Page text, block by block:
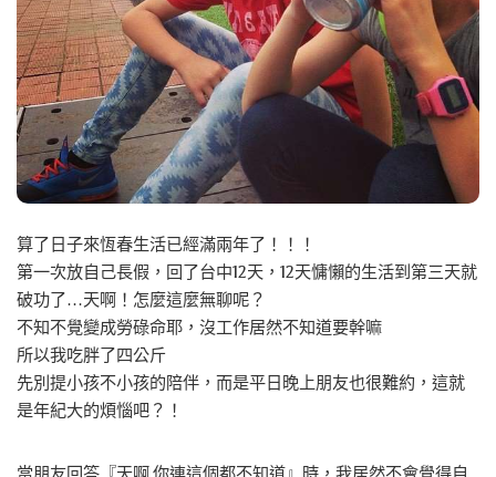
算了日子來恆春生活已經滿兩年了！！！
第一次放自己長假，回了台中12天，12天慵懶的生活到第三天就
破功了…天啊！怎麼這麼無聊呢？
不知不覺變成勞碌命耶，沒工作居然不知道要幹嘛
所以我吃胖了四公斤
先別提小孩不小孩的陪伴，而是平日晚上朋友也很難約，這就
是年紀大的煩惱吧？！